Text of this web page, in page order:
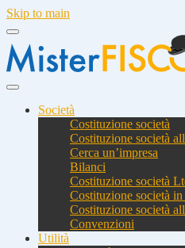
Skip to main
Società
Costituzione società
Costituzione società
Cerca un’impresa
Bilanci
Costituzione società
Costituzione società
Costituzione società
Convenzioni
Utilità